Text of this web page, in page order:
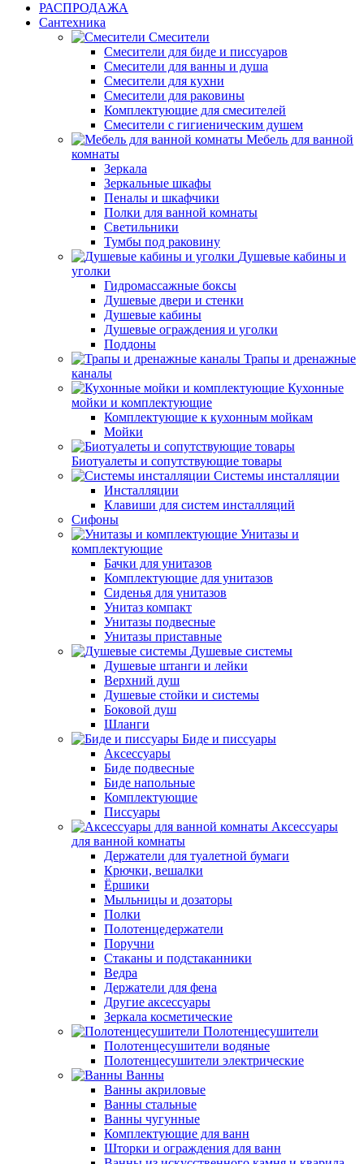
РАСПРОДАЖА
Сантехника
Смесители
Смесители для биде и писсуаров
Смесители для ванны и душа
Смесители для кухни
Смесители для раковины
Комплектующие для смесителей
Смесители с гигиеническим душем
Мебель для ванной
комнаты
Зеркала
Зеркальные шкафы
Пеналы и шкафчики
Полки для ванной комнаты
Светильники
Тумбы под раковину
Душевые кабины и
уголки
Гидромассажные боксы
Душевые двери и стенки
Душевые кабины
Душевые ограждения и уголки
Поддоны
Трапы и дренажные
каналы
Кухонные
мойки и комплектующие
Комплектующие к кухонным мойкам
Мойки
Биотуалеты и сопутствующие товары
Системы инсталляции
Инсталляции
Клавиши для систем инсталляций
Сифоны
Унитазы и
комплектующие
Бачки для унитазов
Комплектующие для унитазов
Сиденья для унитазов
Унитаз компакт
Унитазы подвесные
Унитазы приставные
Душевые системы
Душевые штанги и лейки
Верхний душ
Душевые стойки и системы
Боковой душ
Шланги
Биде и писсуары
Аксессуары
Биде подвесные
Биде напольные
Комплектующие
Писсуары
Аксессуары
для ванной комнаты
Держатели для туалетной бумаги
Крючки, вешалки
Ёршики
Мыльницы и дозаторы
Полки
Полотенцедержатели
Поручни
Стаканы и подстаканники
Ведра
Держатели для фена
Другие аксессуары
Зеркала косметические
Полотенцесушители
Полотенцесушители водяные
Полотенцесушители электрические
Ванны
Ванны акриловые
Ванны стальные
Ванны чугунные
Комплектующие для ванн
Шторки и ограждения для ванн